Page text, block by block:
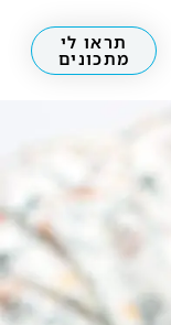
תראו לי
מתכונים